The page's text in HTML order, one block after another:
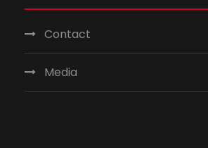
Contact
Media